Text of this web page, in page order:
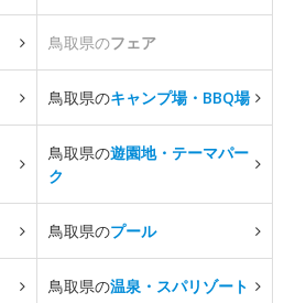
鳥取県のフェア
鳥取県のキャンプ場・BBQ場
鳥取県の遊園地・テーマパー
ク
鳥取県のプール
鳥取県の温泉・スパリゾート